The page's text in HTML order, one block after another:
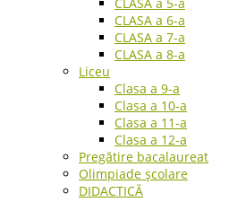
CLASA a 6-a
CLASA a 7-a
CLASA a 8-a
Liceu
Clasa a 9-a
Clasa a 10-a
Clasa a 11-a
Clasa a 12-a
Pregătire bacalaureat
Olimpiade școlare
DIDACTICĂ